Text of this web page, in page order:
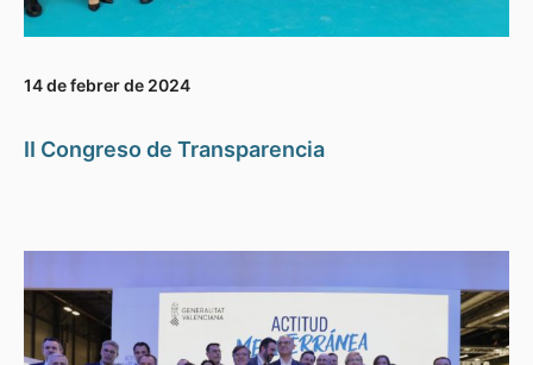
14 de febrer de 2024
II Congreso de Transparencia